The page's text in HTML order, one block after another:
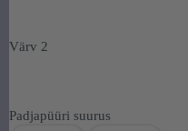
Värv 2
Padjapüüri suurus